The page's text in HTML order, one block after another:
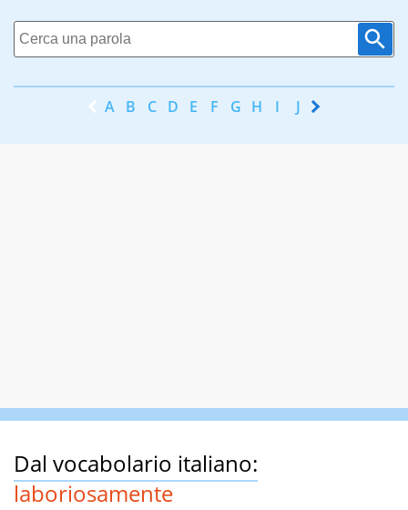
A B C D E F G H I J K
Dal vocabolario italiano:
laboriosamente